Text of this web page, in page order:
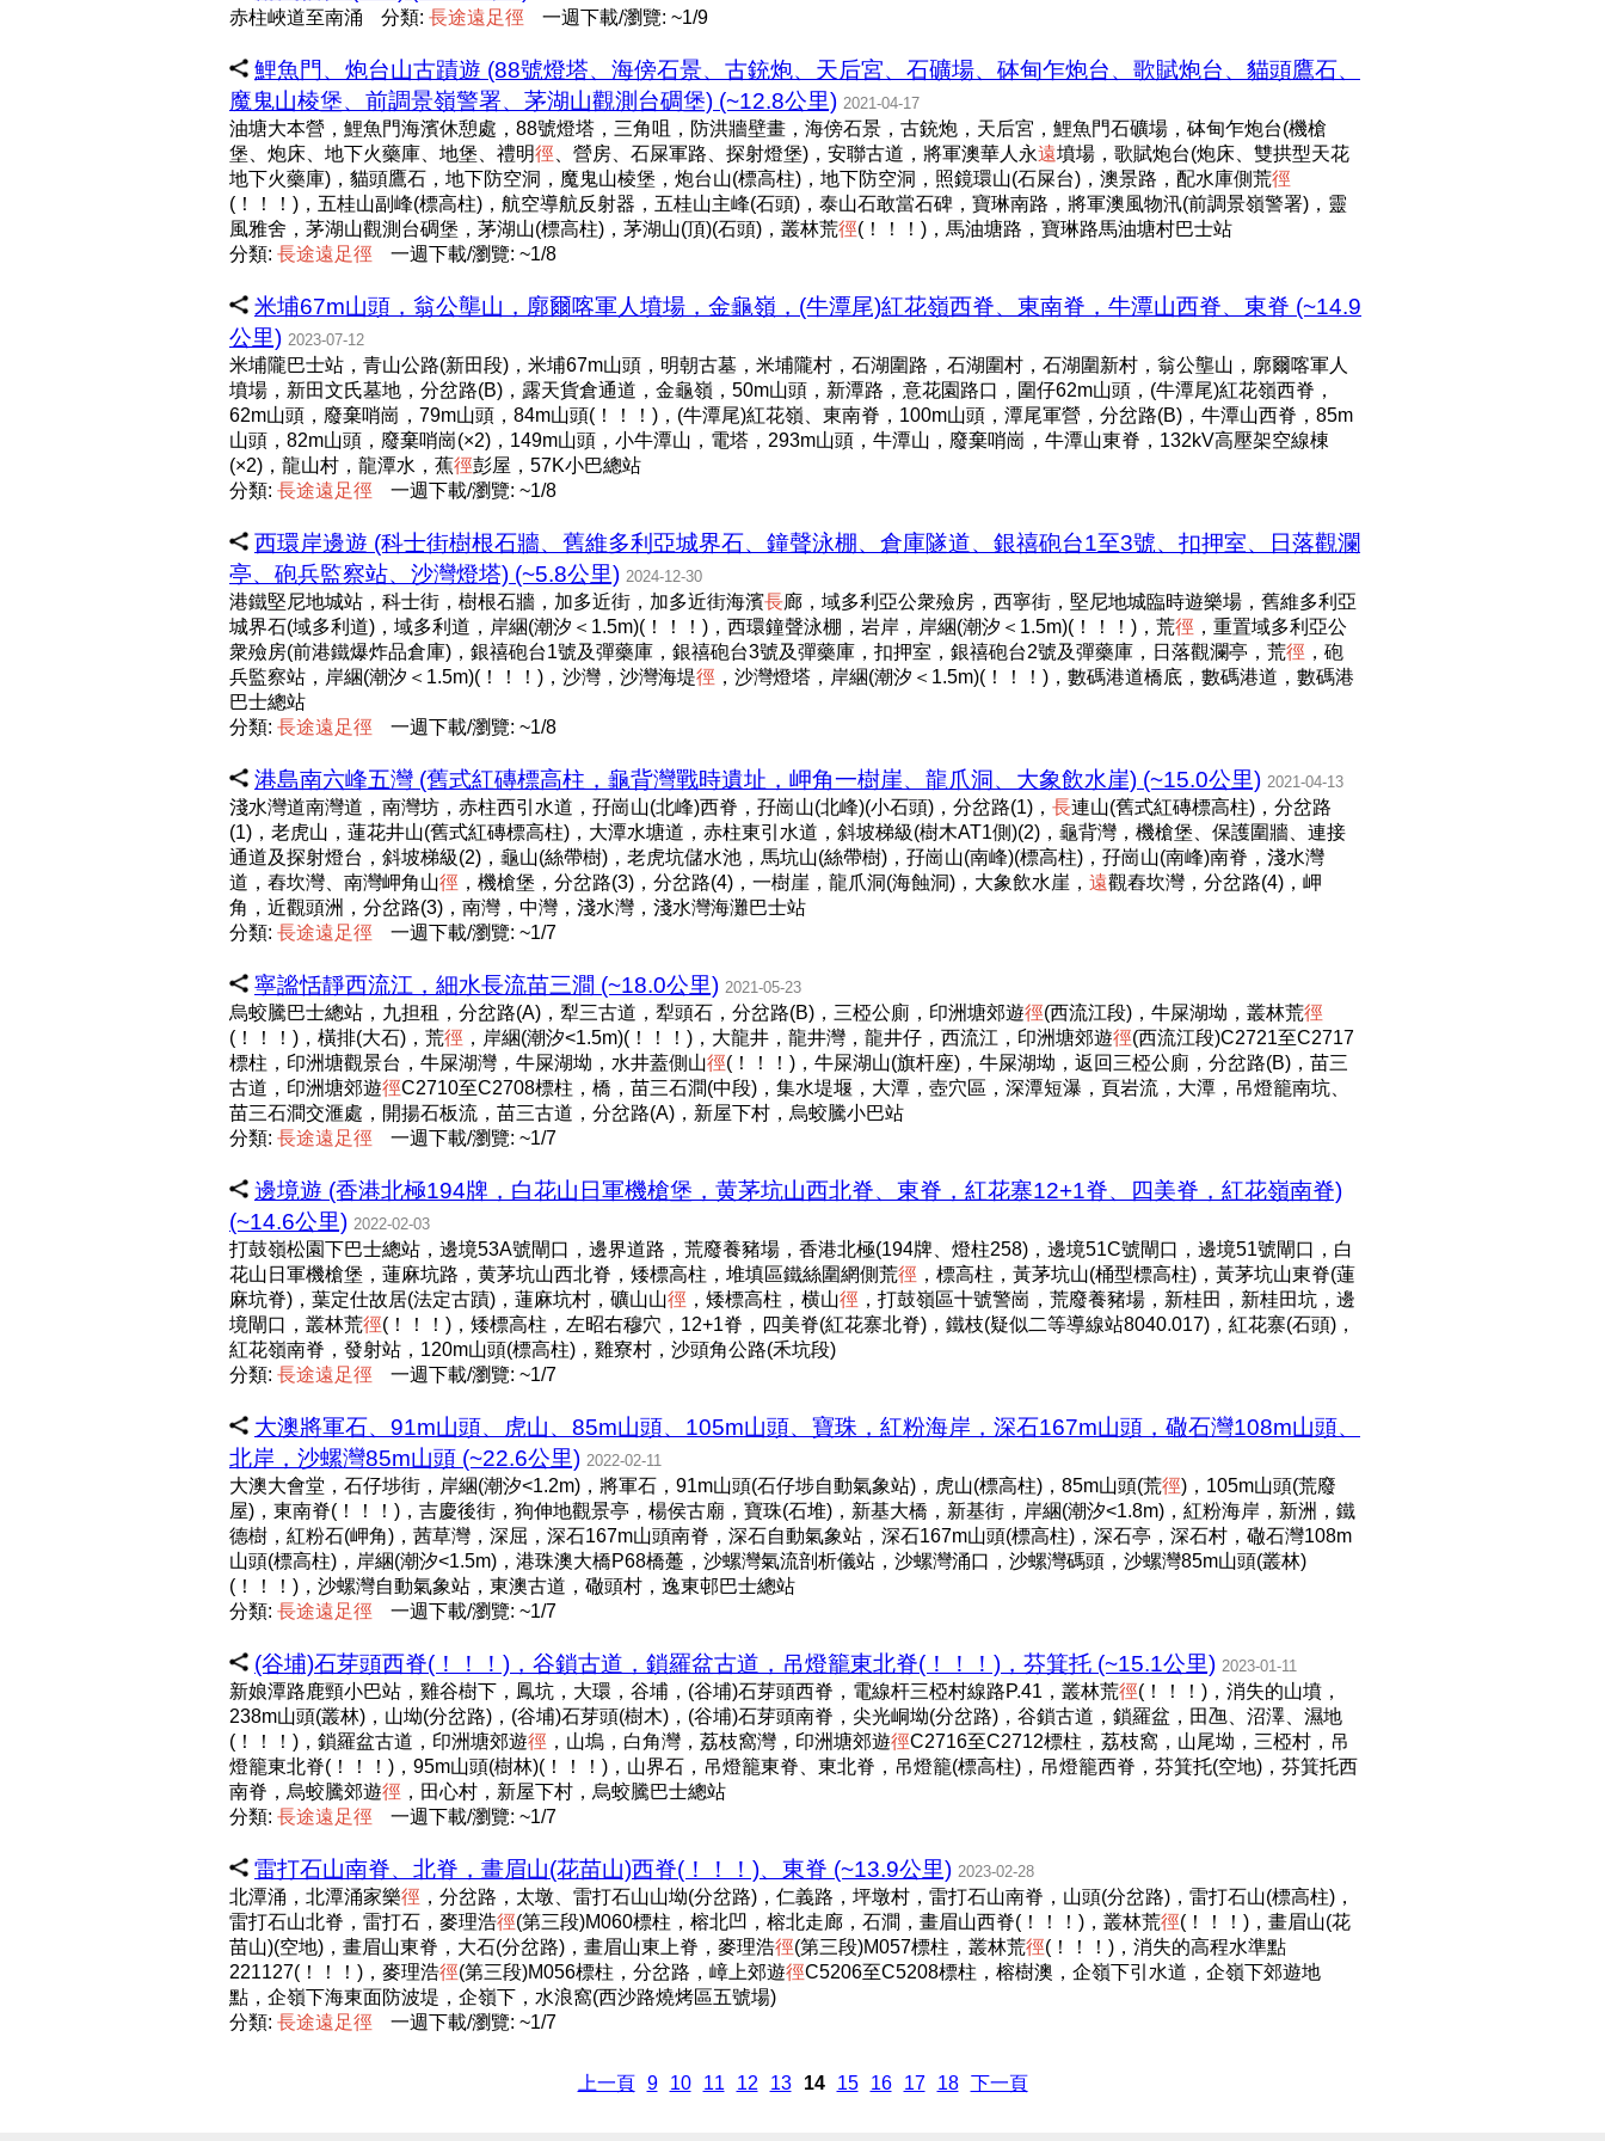
赤柱峽道至南涌 分類: 長途遠足徑 一週下載/瀏覽: ~1/9
鯉魚門、炮台山古蹟遊 (88號燈塔、海傍石景、古銃炮、天后宮、石礦場、砵甸乍炮台、歌賦炮台、貓頭鷹石、
魔鬼山棱堡、前調景嶺警署、茅湖山觀測台碉堡) (~12.8公里) 2021-04-17
油塘大本營，鯉魚門海濱休憩處，88號燈塔，三角咀，防洪牆壁畫，海傍石景，古銃炮，天后宮，鯉魚門石礦場，砵甸乍炮台(機槍
堡、炮床、地下火藥庫、地堡、禮明徑 、營房、石屎軍路、探射燈堡)，安聯古道，將軍澳華人永遠墳場，歌賦炮台(炮床、雙拱型天花
地下火藥庫)，貓頭鷹石，地下防空洞，魔鬼山棱堡，炮台山(標高柱)，地下防空洞，照鏡環山(石屎台)，澳景路，配水庫側荒徑
(！！！)，五桂山副峰(標高柱)，航空導航反射器，五桂山主峰(石頭)，泰山石敢當石碑，寶琳南路，將軍澳風物汛(前調景嶺警署)，靈
風雅舍，茅湖山觀測台碉堡，茅湖山(標高柱)，茅湖山(頂)(石頭)，叢林荒徑(！！！)，馬油塘路，寶琳路馬油塘村巴士站
分類: 長途遠足徑 一週下載/瀏覽: ~1/8
米埔67m山頭，翁公壟山，廓爾喀軍人墳場，金龜嶺，(牛潭尾)紅花嶺西脊、東南脊，牛潭山西脊、東脊 (~14.9
公里) 2023-07-12
米埔隴巴士站，青山公路(新田段)，米埔67m山頭，明朝古墓，米埔隴村，石湖圍路，石湖圍村，石湖圍新村，翁公壟山，廓爾喀軍人
墳場，新田文氏墓地，分岔路(B)，露天貨倉通道，金龜嶺，50m山頭，新潭路，意花園路口，圍仔62m山頭，(牛潭尾)紅花嶺西脊，
62m山頭，廢棄哨崗，79m山頭，84m山頭(！！！)，(牛潭尾)紅花嶺、東南脊，100m山頭，潭尾軍營，分岔路(B)，牛潭山西脊，85m
山頭，82m山頭，廢棄哨崗(×2)，149m山頭，小牛潭山，電塔，293m山頭，牛潭山，廢棄哨崗，牛潭山東脊，132kV高壓架空線棟
(×2)，龍山村，龍潭水，蕉徑彭屋，57K小巴總站
分類: 長途遠足徑 一週下載/瀏覽: ~1/8
西環岸邊遊 (科士街樹根石牆、舊維多利亞城界石、鐘聲泳棚、倉庫隧道、銀禧砲台1至3號、扣押室、日落觀瀾
亭、砲兵監察站、沙灣燈塔) (~5.8公里) 2024-12-30
港鐵堅尼地城站，科士街，樹根石牆，加多近街，加多近街海濱長廊，域多利亞公衆殮房，西寧街，堅尼地城臨時遊樂場，舊維多利亞
城界石(域多利道)，域多利道，岸綑(潮汐＜1.5m)(！！！)，西環鐘聲泳棚，岩岸，岸綑(潮汐＜1.5m)(！！！)，荒徑 ，重置域多利亞公
衆殮房(前港鐵爆炸品倉庫)，銀禧砲台1號及彈藥庫，銀禧砲台3號及彈藥庫，扣押室，銀禧砲台2號及彈藥庫，日落觀瀾亭，荒徑 ，砲
兵監察站，岸綑(潮汐＜1.5m)(！！！)，沙灣，沙灣海堤徑 ，沙灣燈塔，岸綑(潮汐＜1.5m)(！！！)，數碼港道橋底，數碼港道，數碼港
巴士總站
分類: 長途遠足徑 一週下載/瀏覽: ~1/8
港島南六峰五灣 (舊式紅磚標高柱，龜背灣戰時遺址，岬角一樹崖、龍爪洞、大象飲水崖) (~15.0公里) 2021-04-13
淺水灣道南灣道，南灣坊，赤柱西引水道，孖崗山(北峰)西脊，孖崗山(北峰)(小石頭)，分岔路(1)， 長連山(舊式紅磚標高柱)，分岔路
(1)，老虎山，蓮花井山(舊式紅磚標高柱)，大潭水塘道，赤柱東引水道，斜坡梯級(樹木AT1側)(2)，龜背灣，機槍堡、保護圍牆、連接
通道及探射燈台，斜坡梯級(2)，龜山(絲帶樹)，老虎坑儲水池，馬坑山(絲帶樹)，孖崗山(南峰)(標高柱)，孖崗山(南峰)南脊，淺水灣
道，舂坎灣、南灣岬角山徑 ，機槍堡，分岔路(3)，分岔路(4)，一樹崖，龍爪洞(海蝕洞)，大象飲水崖， 遠觀舂坎灣，分岔路(4)，岬
角，近觀頭洲，分岔路(3)，南灣，中灣，淺水灣，淺水灣海灘巴士站
分類: 長途遠足徑 一週下載/瀏覽: ~1/7
寧謐恬靜西流江，細水長流苗三澗 (~18.0公里) 2021-05-23
烏蛟騰巴士總站，九担租，分岔路(A)，犁三古道，犁頭石，分岔路(B)，三椏公廁，印洲塘郊遊徑(西流江段)，牛屎湖坳，叢林荒徑
(！！！)，橫排(大石)，荒徑 ，岸綑(潮汐<1.5m)(！！！)，大龍井，龍井灣，龍井仔，西流江，印洲塘郊遊徑(西流江段)C2721至C2717
標柱，印洲塘觀景台，牛屎湖灣，牛屎湖坳，水井蓋側山徑(！！！)，牛屎湖山(旗杆座)，牛屎湖坳，返回三椏公廁，分岔路(B)，苗三
古道，印洲塘郊遊徑C2710至C2708標柱，橋，苗三石澗(中段)，集水堤堰，大潭，壺穴區，深潭短瀑，頁岩流，大潭，吊燈籠南坑、
苗三石澗交滙處，開揚石板流，苗三古道，分岔路(A)，新屋下村，烏蛟騰小巴站
分類: 長途遠足徑 一週下載/瀏覽: ~1/7
邊境遊 (香港北極194牌，白花山日軍機槍堡，黄茅坑山西北脊、東脊，紅花寨12+1脊、四美脊，紅花嶺南脊)
(~14.6公里) 2022-02-03
打鼓嶺松園下巴士總站，邊境53A號閘口，邊界道路，荒廢養豬場，香港北極(194牌、燈柱258)，邊境51C號閘口，邊境51號閘口，白
花山日軍機槍堡，蓮麻坑路，黄茅坑山西北脊，矮標高柱，堆填區鐵絲圍網側荒徑 ，標高柱，黃茅坑山(桶型標高柱)，黃茅坑山東脊(蓮
麻坑脊)，葉定仕故居(法定古蹟)，蓮麻坑村，礦山山徑 ，矮標高柱，横山徑 ，打鼓嶺區十號警崗，荒廢養豬場，新桂田，新桂田坑，邊
境閘口，叢林荒徑(！！！)，矮標高柱，左昭右穆穴，12+1脊，四美脊(紅花寨北脊)，鐵枝(疑似二等導線站8040.017)，紅花寨(石頭)，
紅花嶺南脊，發射站，120m山頭(標高柱)，雞寮村，沙頭角公路(禾坑段)
分類: 長途遠足徑 一週下載/瀏覽: ~1/7
大澳將軍石、91m山頭、虎山、85m山頭、105m山頭、寶珠，紅粉海岸，深石167m山頭，䃟石灣108m山頭、
北岸，沙螺灣85m山頭 (~22.6公里) 2022-02-11
大澳大會堂，石仔埗街，岸綑(潮汐<1.2m)，將軍石，91m山頭(石仔埗自動氣象站)，虎山(標高柱)，85m山頭(荒徑)，105m山頭(荒廢
屋)，東南脊(！！！)，吉慶後街，狗伸地觀景亭，楊侯古廟，寶珠(石堆)，新基大橋，新基街，岸綑(潮汐<1.8m)，紅粉海岸，新洲，鐵
德樹，紅粉石(岬角)，茜草灣，深屈，深石167m山頭南脊，深石自動氣象站，深石167m山頭(標高柱)，深石亭，深石村，䃟石灣108m
山頭(標高柱)，岸綑(潮汐<1.5m)，港珠澳大橋P68橋躉，沙螺灣氣流剖析儀站，沙螺灣涌口，沙螺灣碼頭，沙螺灣85m山頭(叢林)
(！！！)，沙螺灣自動氣象站，東澳古道，䃟頭村，逸東邨巴士總站
分類: 長途遠足徑 一週下載/瀏覽: ~1/7
(谷埔)石芽頭西脊(！！！)，谷鎖古道，鎖羅盆古道，吊燈籠東北脊(！！！)，芬箕托 (~15.1公里) 2023-01-11
新娘潭路鹿頸小巴站，雞谷樹下，鳳坑，大環，谷埔，(谷埔)石芽頭西脊，電線杆三椏村線路P.41，叢林荒徑(！！！)，消失的山墳，
238m山頭(叢林)，山坳(分岔路)，(谷埔)石芽頭(樹木)，(谷埔)石芽頭南脊，尖光峒坳(分岔路)，谷鎖古道，鎖羅盆，田乪、沼澤、濕地
(！！！)，鎖羅盆古道，印洲塘郊遊徑 ，山塢，白角灣，荔枝窩灣，印洲塘郊遊徑C2716至C2712標柱，荔枝窩，山尾坳，三椏村，吊
燈籠東北脊(！！！)，95m山頭(樹林)(！！！)，山界石，吊燈籠東脊、東北脊，吊燈籠(標高柱)，吊燈籠西脊，芬箕托(空地)，芬箕托西
南脊，烏蛟騰郊遊徑 ，田心村，新屋下村，烏蛟騰巴士總站
分類: 長途遠足徑 一週下載/瀏覽: ~1/7
雷打石山南脊、北脊，畫眉山(花苗山)西脊(！！！)、東脊 (~13.9公里) 2023-02-28
北潭涌，北潭涌家樂徑 ，分岔路，太墩、雷打石山山坳(分岔路)，仁義路，坪墩村，雷打石山南脊，山頭(分岔路)，雷打石山(標高柱)，
雷打石山北脊，雷打石，麥理浩徑(第三段)M060標柱，榕北凹，榕北走廊，石澗，畫眉山西脊(！！！)，叢林荒徑(！！！)，畫眉山(花
苗山)(空地)，畫眉山東脊，大石(分岔路)，畫眉山東上脊，麥理浩徑(第三段)M057標柱，叢林荒徑(！！！)，消失的高程水準點
221127(！！！)，麥理浩徑(第三段)M056標柱，分岔路，嶂上郊遊徑C5206至C5208標柱，榕樹澳，企嶺下引水道，企嶺下郊遊地
點，企嶺下海東面防波堤，企嶺下，水浪窩(西沙路燒烤區五號場)
分類: 長途遠足徑 一週下載/瀏覽: ~1/7
上一頁 9 10 11 12 13 14 15 16 17 18 下一頁